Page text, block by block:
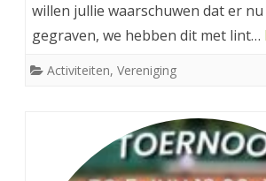
willen jullie waarschuwen dat er
gegraven, we hebben dit met lint…
Activiteiten, Vereniging